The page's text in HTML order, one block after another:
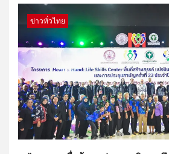
ข่าวทั่วไทย